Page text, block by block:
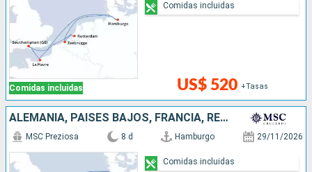
Comidas incluidas US$ 520 +Tasas
Comidas incluidas
ALEMANIA, PAISES BAJOS, FRANCIA, REINO UNIDO
MSC Preziosa 8 d Hamburgo 29/11/2026
Comidas incluidas